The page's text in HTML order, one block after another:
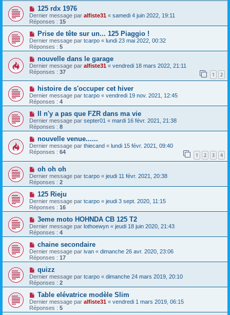
125 rdx 1976
Dernier message par alfiste31 « samedi 4 juin 2022, 19:11
Réponses : 15
Prise de tête sur un... 125 Piaggio !
Dernier message par tcarpo « lundi 23 mai 2022, 00:32
Réponses : 5
nouvelle dans le garage
Dernier message par alfiste31 « vendredi 18 mars 2022, 21:11
Réponses : 37 1 2
histoire de s'occuper cet hiver
Dernier message par tcarpo « vendredi 19 nov. 2021, 12:45
Réponses : 4
Il n'y a pas que FZR dans ma vie
Dernier message par septer01 « mardi 16 févr. 2021, 21:38
Réponses : 8
nouvelle venue......
Dernier message par thiecand « lundi 15 févr. 2021, 09:40
Réponses : 64 1 2 3 4
oh oh oh
Dernier message par tcarpo « jeudi 11 févr. 2021, 20:38
Réponses : 2
125 Rieju
Dernier message par tcarpo « jeudi 3 sept. 2020, 11:15
Réponses : 16
3eme moto HOHNDA CB 125 T2
Dernier message par lothoewyn « jeudi 18 juin 2020, 21:43
Réponses : 4
chaine secondaire
Dernier message par ivan « dimanche 26 avr. 2020, 23:06
Réponses : 17
quizz
Dernier message par tcarpo « dimanche 24 mars 2019, 20:10
Réponses : 2
Table elévatrice modèle Slim
Dernier message par alfiste31 « vendredi 1 mars 2019, 06:15
Réponses : 5